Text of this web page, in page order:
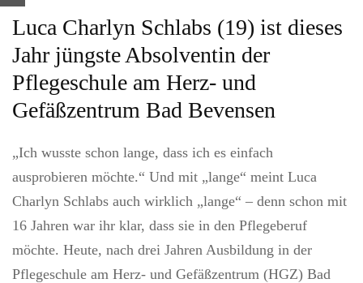
Luca Charlyn Schlabs (19) ist dieses
Jahr jüngste Absolventin der
Pflegeschule am Herz- und
Gefäßzentrum Bad Bevensen
„Ich wusste schon lange, dass ich es einfach
ausprobieren möchte.“ Und mit „lange“ meint Luca
Charlyn Schlabs auch wirklich „lange“ – denn schon mit
16 Jahren war ihr klar, dass sie in den Pflegeberuf
möchte. Heute, nach drei Jahren Ausbildung in der
Pflegeschule am Herz- und Gefäßzentrum (HGZ) Bad